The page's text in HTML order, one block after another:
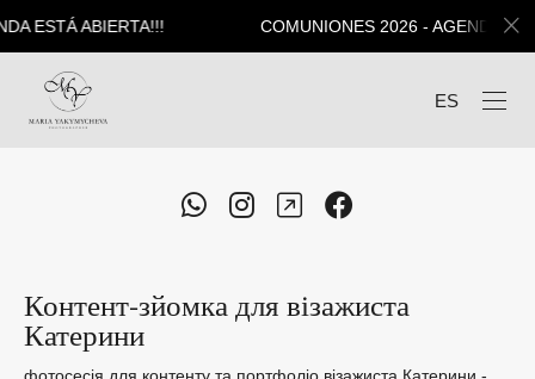
COMUNIONES 2026 - AGENDA ESTÁ ABIERTA!!!
ES
Контент-зйомка для візажиста
Катерини